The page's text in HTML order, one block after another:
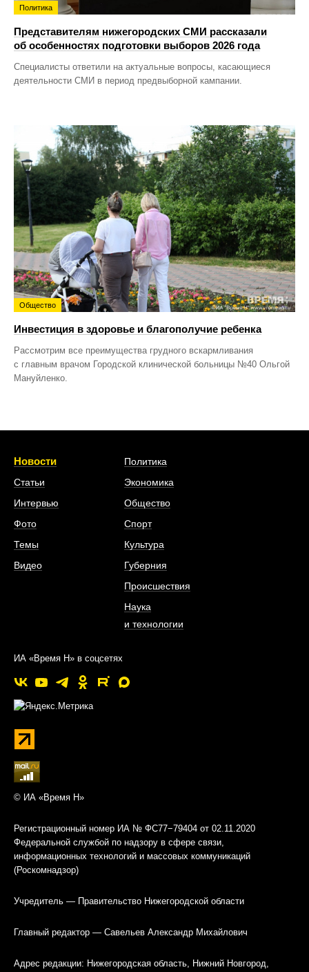
Политика
Представителям нижегородских СМИ рассказали
об особенностях подготовки выборов 2026 года
Специалисты ответили на актуальные вопросы, касающиеся
деятельности СМИ в период предвыборной кампании.
Общество
Инвестиция в здоровье и благополучие ребенка
Рассмотрим все преимущества грудного вскармливания
с главным врачом Городской клинической больницы №40 Ольгой
Мануйленко.
Новости
Статьи
Интервью
Фото
Темы
Видео
Политика
Экономика
Общество
Спорт
Культура
Губерния
Происшествия
Наука
и технологии
ИА «Время Н» в соцсетях
© ИА «Время Н»
Регистрационный номер ИА № ФС77−79404 от 02.11.2020
Федеральной службой по надзору в сфере связи,
информационных технологий и массовых коммуникаций
(Роскомнадзор)
Учредитель — Правительство Нижегородской области
Главный редактор — Савельев Александр Михайлович
Адрес редакции: Нижегородская область, Нижний Новгород,